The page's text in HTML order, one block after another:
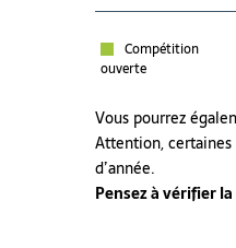
Compétition
ouverte
Vous pourrez
Attention,
d’année.
Pensez à vérifier